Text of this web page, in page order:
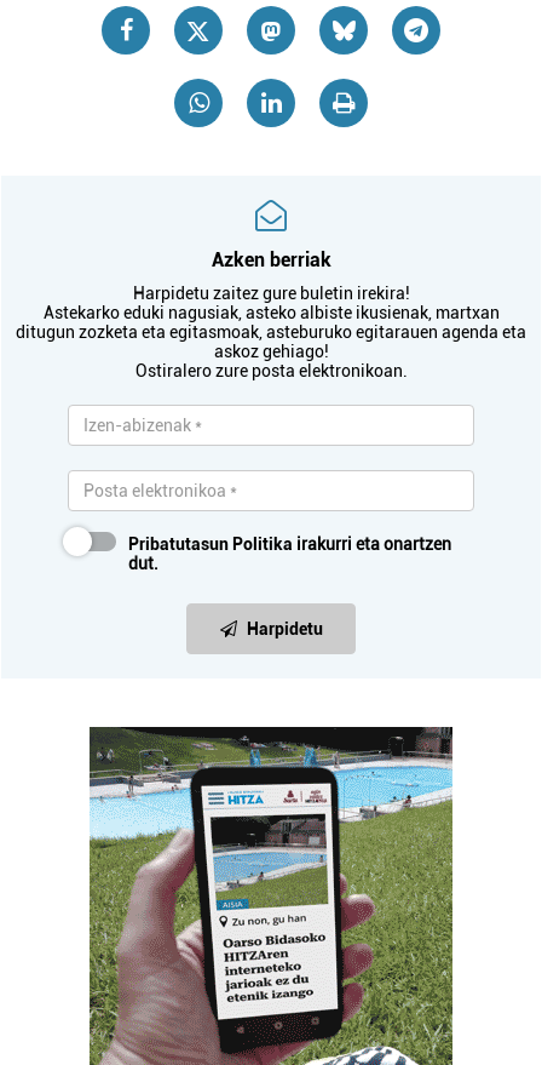
Azken berriak
Harpidetu zaitez gure buletin irekira!
Astekarko eduki nagusiak, asteko albiste ikusienak, martxan
ditugun zozketa eta egitasmoak, asteburuko egitarauen agenda eta
askoz gehiago!
Ostiralero zure posta elektronikoan.
Pribatutasun Politika irakurri eta onartzen
dut.
Harpidetu